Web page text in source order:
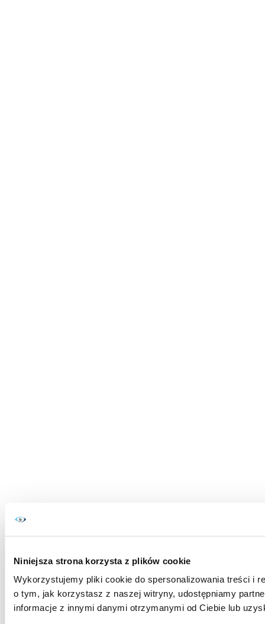
Niniejsza strona korzysta z plików cookie
Wykorzystujemy pliki cookie do spersonalizowania treści i
o tym, jak korzystasz z naszej witryny, udostępniamy
informacje z innymi danymi otrzymanymi od Ciebie lub